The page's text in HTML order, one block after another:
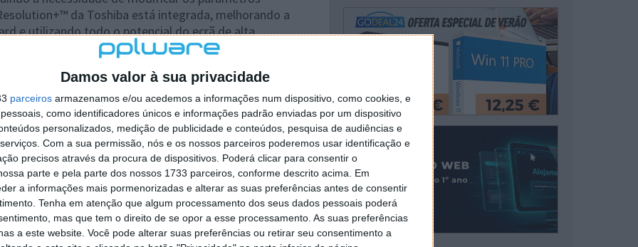
Damos valor à sua privacidade
parceiros armazenamos e/ou acedemos a informações num dispositivo, como cookies, e
como identificadores únicos e informações padrão enviadas por um dispositivo
personalizados, medição de publicidade e conteúdos, pesquisa de audiências e
Com a sua permissão, nós e os nossos parceiros poderemos usar identificação e
precisos através da procura de dispositivos. Poderá clicar para consentir o
parte e pela parte dos nossos 1733 parceiros, conforme descrito acima. Em
a informações mais pormenorizadas e alterar as suas preferências antes de consentir
Tenha em atenção que algum processamento dos seus dados pessoais poderá
mas que tem o direito de se opor a esse processamento. As suas preferências
a este website. Você pode alterar suas preferências ou retirar seu consentimento a
da Toshiba está integrada, melhorando a
e utilizando todo o potencial do ecrã de alta
do conteúdo de origem. Uma qualidade de som
áudio integradas pela Toshiba, que
condições circundantes. Isto permite às colunas
de música, vídeo e jogos, como nunca antes.
Larga Móvel (3G). Um giroscópio integrado, um
câmara frontal de dois megapixéis e uma câmara
características do novotabletda Toshiba. O
conectividade e entradas que facilitam a integração
uma entrada HDMI de tamanho integral,
numa TV, uma entrada USB 2.0 de tamanho